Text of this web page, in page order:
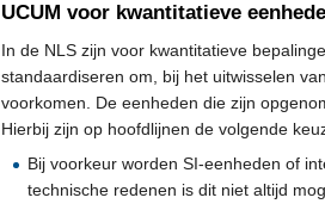
UCUM voor kwantitatieve
In de NLS zijn voor kwantitatieve
standaardiseren om, bij het uitwisselen
voorkomen. De eenheden die zijn
Hierbij zijn op hoofdlijnen de volgende
Bij voorkeur worden SI-eenheden of
technische redenen is dit niet altijd